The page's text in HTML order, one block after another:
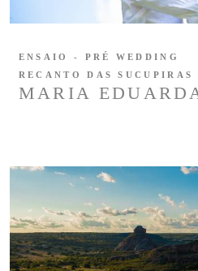
MARIA
ENSAIO - PRÉ WEDDING
RECANTO DAS SUCUPIRAS